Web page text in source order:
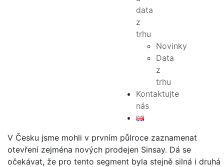
data
z
trhu
Novinky
Data
z
trhu
Kontaktujte
nás
roku 2024, v České republice má 24% podíl, jak ukazuje
realitněporadenské společnosti
Cushman & Wakefield. S využitím dat z Retail Activity
Trackeru, který obsahuje přes 7 000 transakcí ve 13
evropských zemích, přináší od roku 2021 přehled o
vývoji maloobchodního trhu, zdůrazňuje nové trendy a
rozvoj v Praze a dalších klíčových městech.
Jak vyplývá ze studie, maloobchodní trh odolává
ekonomickým tlakům. Móda dominuje a značky jako JD
V Česku jsme mohli v prvním půlroce zaznamenat
otevření zejména nových prodejen Sinsay. Dá se
očekávat, že pro tento segment byla stejně silná i druhá